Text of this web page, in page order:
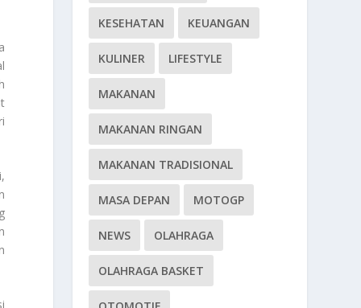
KESEHATAN KEUANGAN
KULINER LIFESTYLE
MAKANAN
MAKANAN RINGAN
MAKANAN TRADISIONAL
MASA DEPAN MOTOGP
NEWS OLAHRAGA
OLAHRAGA BASKET